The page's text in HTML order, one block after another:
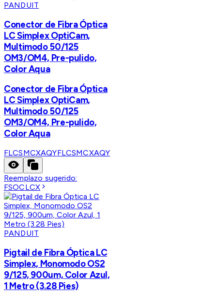
PANDUIT
Conector de Fibra Óptica
LC Simplex OptiCam,
Multimodo 50/125
OM3/OM4, Pre-pulido,
Color Aqua
Conector de Fibra Óptica
LC Simplex OptiCam,
Multimodo 50/125
OM3/OM4, Pre-pulido,
Color Aqua
FLCSMCXAQYFLCSMCXAQY
Reemplazo sugerido:
FSOCLCX
PANDUIT
Pigtail de Fibra Óptica LC
Simplex, Monomodo OS2
9/125, 900um, Color Azul,
1 Metro (3.28 Pies)